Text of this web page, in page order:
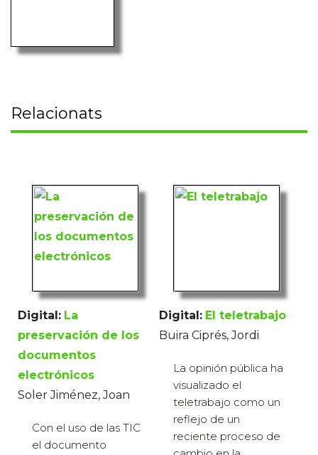
Relacionats
Digital: La
preservación de los
documentos
electrónicos
Soler Jiménez, Joan
Con el uso de las TIC
el documento
Digital: El teletrabajo
Buira Ciprés, Jordi
La opinión pública ha
visualizado el
teletrabajo como un
reflejo de un
reciente proceso de